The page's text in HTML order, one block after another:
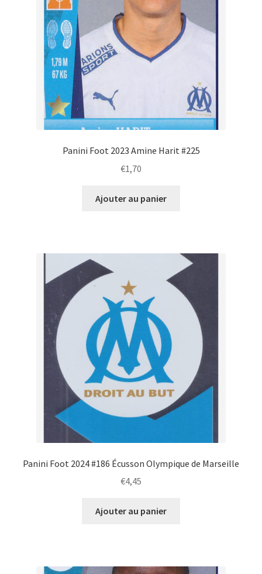
Panini Foot 2023 Amine Harit #225
€1,70
Ajouter au panier
Panini Foot 2024 #186 Écusson Olympique de Marseille
€4,45
Ajouter au panier